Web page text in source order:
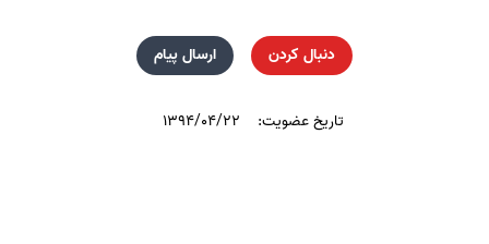
دنبال کردن ارسال پیام
تاریخ عضویت: ۱۳۹۴/۰۴/۲۲